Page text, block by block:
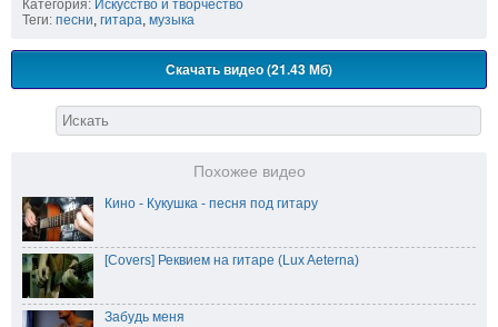
Категория: Искусство и творчество
Теги: песни гитара музыка
Скачать видео (21.43 Мб)
Похожее видео
Кино - Кукушка - песня под гитару
[Covers] Реквием на гитаре (Lux Aeterna)
Забудь меня